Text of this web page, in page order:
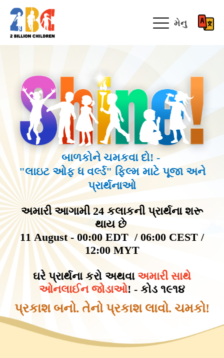
મેનુ
બાળકોને ચમકવા દો! -
"લાઇટ ઓફ ધ વર્લ્ડ" ફિલ્મ માટે પૂજા અને
પ્રાર્થનાઓ
અમારી આગામી 24 કલાકની પ્રાર્થના શરૂ
થાય છે
11 August - 00:00 EDT / 06:00 CEST /
12:00 MYT
ઘરે પ્રાર્થના કરો અથવા અમારી સાથે
ઓનલાઈન જોડાઓ! - કોડ ૧૯૧૪
પ્રકાશ બનો. તેનો પ્રકાશ લાવો. ચમકો!